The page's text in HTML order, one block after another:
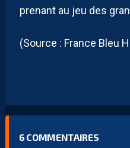
prenant au jeu des
(Source : France Bleu
6 COMMENTAIRES